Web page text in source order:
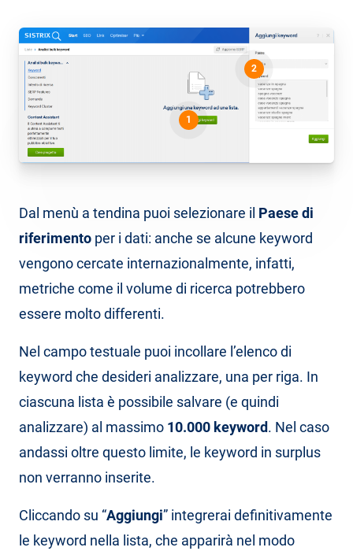
1
2
Dal menù a tendina puoi selezionare il Paese di
riferimento per i dati: anche se alcune keyword
vengono cercate internazionalmente, infatti,
metriche come il volume di ricerca potrebbero
essere molto differenti.
Nel campo testuale puoi incollare l’elenco di
keyword che desideri analizzare, una per riga. In
ciascuna lista è possibile salvare (e quindi
analizzare) al massimo 10.000 keyword. Nel caso
andassi oltre questo limite, le keyword in surplus
non verranno inserite.
Cliccando su “Aggiungi” integrerai definitivamente
le keyword nella lista, che apparirà nel modo